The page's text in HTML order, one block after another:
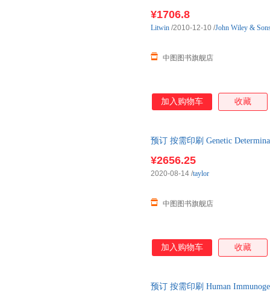
¥1706.8
中图图书旗舰店
Litwin /2010-12-10 /John Wiley &
加入购物车 收藏
预订 按需印刷 Genetic
¥2656.25
中图图书旗舰店
2020-08-14 /taylor
加入购物车 收藏
预订 按需印刷 Human